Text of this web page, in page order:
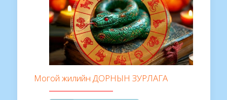
Могой жилийн ДОРНЫН ЗУРЛАГА